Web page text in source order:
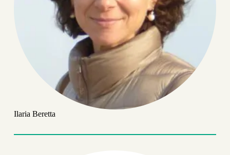
Ilaria Beretta